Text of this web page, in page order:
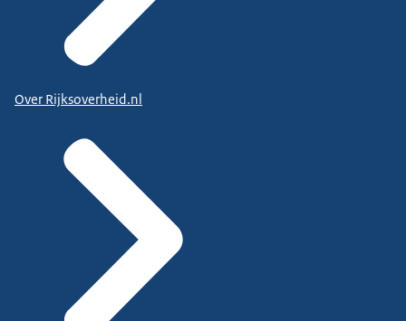
Over Rijksoverheid.nl